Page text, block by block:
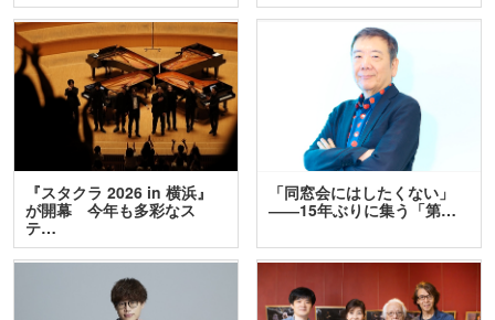
『スタクラ 2026 in 横浜』
が開幕 今年も多彩なス
テ…
「同窓会にはしたくない」
――15年ぶりに集う「第…